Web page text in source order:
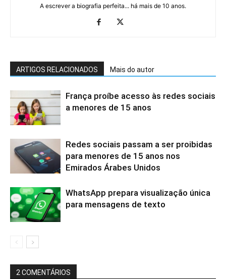
A escrever a biografia perfeita... há mais de 10 anos.
ARTIGOS RELACIONADOS Mais do autor
França proíbe acesso às redes sociais
a menores de 15 anos
Redes sociais passam a ser proibidas
para menores de 15 anos nos
Emirados Árabes Unidos
WhatsApp prepara visualização única
para mensagens de texto
2 COMENTÁRIOS